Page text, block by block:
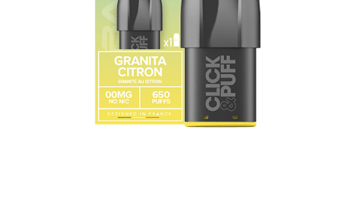
DOMANDE FREQUENTI
DIVENTA UN GROSSISTA X-BAR
IL MIO ACCOUNT